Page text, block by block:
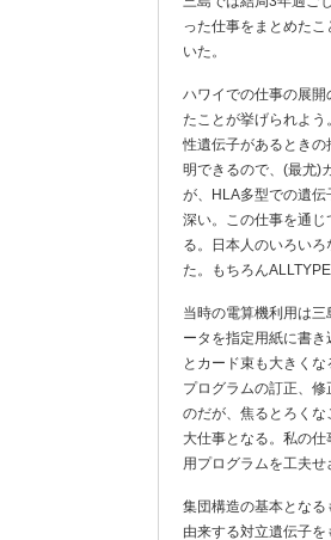
った仕事をまとめた
いた。
ハワイでの仕事の展
たことが挙げられよ
性遺伝子があるとき
明できるので、(最尤)
が、HLA多型での遺
深い。この仕事を通
る。日本人のいろい
た。もちろん
当時の電算機利用は
ータを指定用紙に書
とカード束も大きく
プログラムの訂正、
のだが、焦るとろく
大仕事となる。私の
用プログラムを工夫
集団構造の基本とな
由来する対立遺伝子